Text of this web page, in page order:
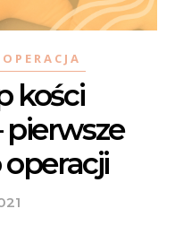
OPERACJA
kości